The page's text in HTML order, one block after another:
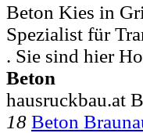
Beton Kies in
Spezialist für
. Sie sind hier
Beton
hausruckbau.at
18 Beton